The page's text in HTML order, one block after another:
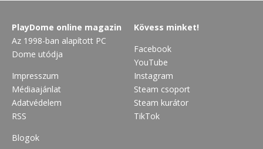
PlayDome online magazin
Az 1998-ban alapított PC
Dome utódja
Impresszum
Médiaajánlat
Adatvédelem
RSS
Blogok
Kövess minket!
Facebook
YouTube
Instagram
Steam csoport
Steam kurátor
TikTok